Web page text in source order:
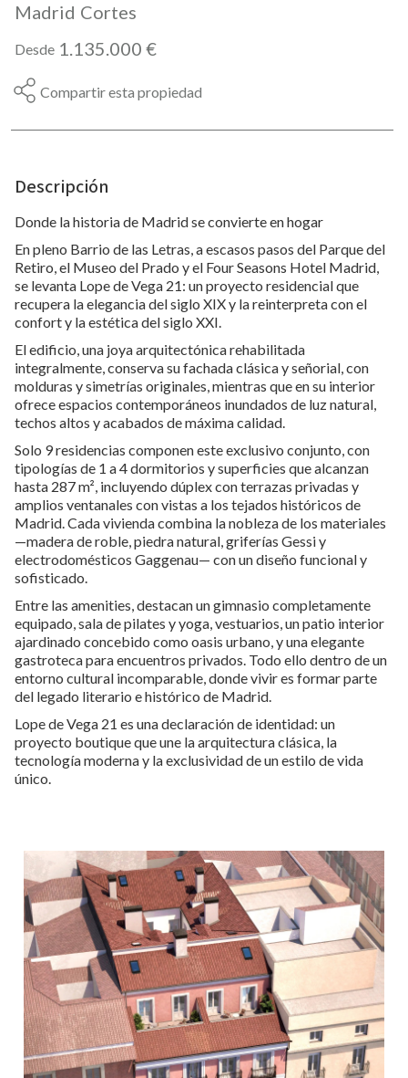
Madrid Cortes
Desde 1.135.000 €
Compartir esta propiedad
Descripción
Donde la historia de Madrid se convierte en hogar
En pleno Barrio de las Letras, a escasos pasos del Parque del
Retiro, el Museo del Prado y el Four Seasons Hotel Madrid,
se levanta Lope de Vega 21: un proyecto residencial que
recupera la elegancia del siglo XIX y la reinterpreta con el
confort y la estética del siglo XXI.
El edificio, una joya arquitectónica rehabilitada
integralmente, conserva su fachada clásica y señorial, con
molduras y simetrías originales, mientras que en su interior
ofrece espacios contemporáneos inundados de luz natural,
techos altos y acabados de máxima calidad.
Solo 9 residencias componen este exclusivo conjunto, con
tipologías de 1 a 4 dormitorios y superficies que alcanzan
hasta 287 m², incluyendo dúplex con terrazas privadas y
amplios ventanales con vistas a los tejados históricos de
Madrid. Cada vivienda combina la nobleza de los materiales
—madera de roble, piedra natural, griferías Gessi y
electrodomésticos Gaggenau— con un diseño funcional y
sofisticado.
Entre las amenities, destacan un gimnasio completamente
equipado, sala de pilates y yoga, vestuarios, un patio interior
ajardinado concebido como oasis urbano, y una elegante
gastroteca para encuentros privados. Todo ello dentro de un
entorno cultural incomparable, donde vivir es formar parte
del legado literario e histórico de Madrid.
Lope de Vega 21 es una declaración de identidad: un
proyecto boutique que une la arquitectura clásica, la
tecnología moderna y la exclusividad de un estilo de vida
único.